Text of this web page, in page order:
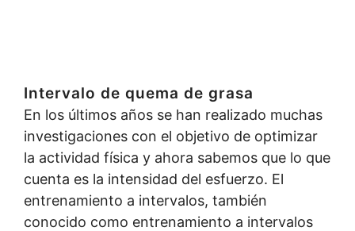
Intervalo de quema de grasa
En los últimos años se han realizado muchas
investigaciones con el objetivo de optimizar
la actividad física y ahora sabemos que lo que
cuenta es la intensidad del esfuerzo. El
entrenamiento a intervalos, también
conocido como entrenamiento a intervalos